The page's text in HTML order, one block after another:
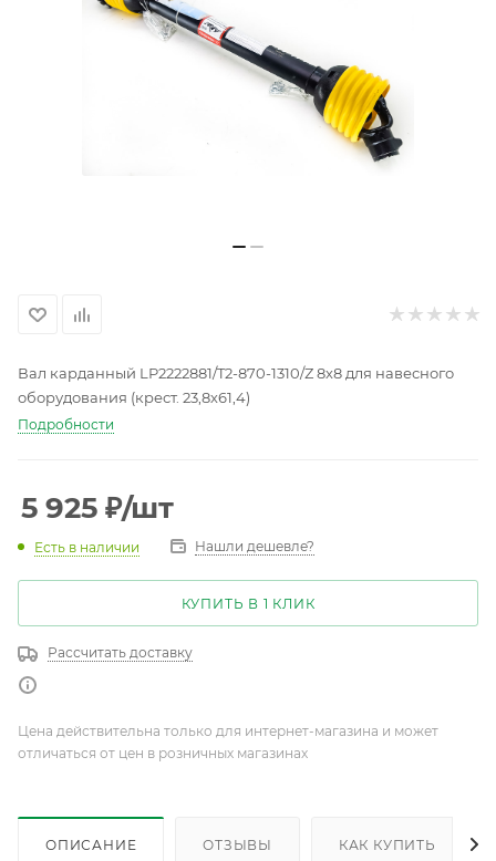
Вал карданный LP2222881/T2-870-1310/Z 8х8 для навесного
оборудования (крест. 23,8х61,4)
Подробности
5 925 ₽/шт
Есть в наличии Нашли дешевле?
КУПИТЬ В 1 КЛИК
Рассчитать доставку
Цена действительна только для интернет-магазина и может
отличаться от цен в розничных магазинах
ОПИСАНИЕ ОТЗЫВЫ КАК КУПИТЬ